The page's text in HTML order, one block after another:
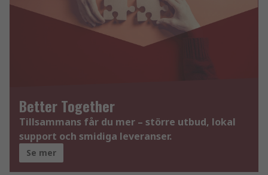
Better Together
Tillsammans får du mer – större utbud, lokal
support och smidiga leveranser.
Se mer